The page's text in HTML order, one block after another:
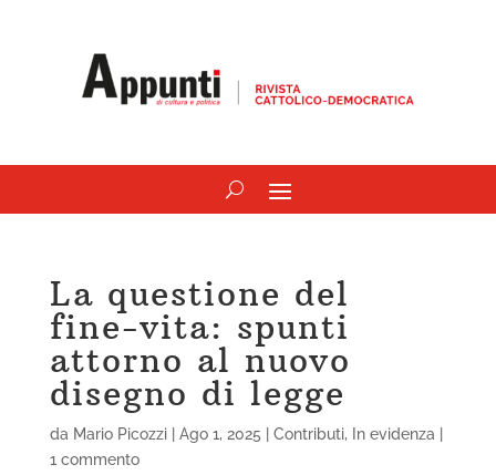
La questione del
fine-vita: spunti
attorno al nuovo
disegno di legge
da Mario Picozzi| Ago 1, 2025 Contributi, In evidenza
1 commento